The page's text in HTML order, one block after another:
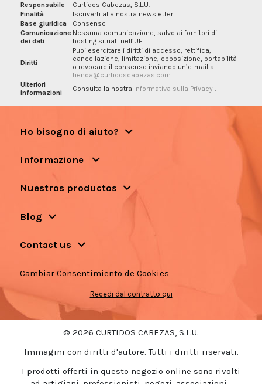
Responsabile
Curtidos Cabezas, S.L.U.
Finalità
Iscriverti alla nostra newsletter.
Base giuridica
Consenso
Comunicazione
dei dati
Nessuna comunicazione, salvo ai fornitori di
hosting situati nell’UE.
Diritti
Puoi esercitare i diritti di accesso, rettifica,
cancellazione, limitazione, opposizione, portabilità
o revocare il consenso inviando un’e-mail a
tienda@curtidoscabezas.com
Ulteriori
informazioni
Consulta la nostra Informativa sulla Privacy .
Ho bisogno di aiuto?
Informazione
Nuestros productos
Blog
Contact us
Cambiar Consentimiento de Cookies
Recedi dal contratto qui
© 2026 CURTIDOS CABEZAS, S.L.U.
Immagini con diritti d'autore. Tutti i diritti riservati.
I prodotti offerti in questo negozio online sono rivolti